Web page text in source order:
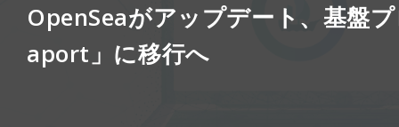
OpenSeaがアップデート、基盤
aport」に移行へ